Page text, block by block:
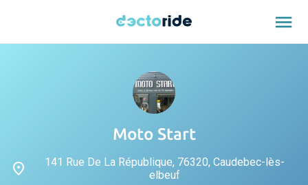
menu
Moto Start
place
141 Rue De La République, 76320, Caudebec-lès-
elbeuf